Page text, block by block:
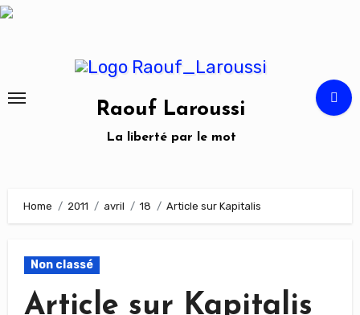
Skip
Raouf Laroussi
La liberté par le mot
Home 2011 avril 18 Article sur Kapitalis
Non classé
Article sur Kapitalis